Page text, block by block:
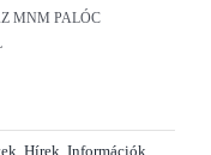
MNM PALÓC
Hírek Információk